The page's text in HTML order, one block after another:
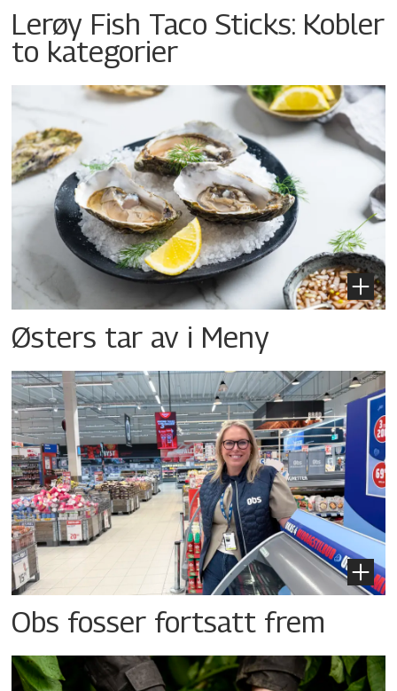
Lerøy Fish Taco Sticks: Kobler
to kategorier
Østers tar av i Meny
Obs fosser fortsatt frem